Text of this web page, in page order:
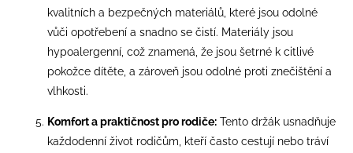
kvalitních a bezpečných materiálů, které jsou odolné
vůči opotřebení a snadno se čistí. Materiály jsou
hypoalergenní, což znamená, že jsou šetrné k citlivé
pokožce dítěte, a zároveň jsou odolné proti znečištění a
vlhkosti.
Komfort a praktičnost pro rodiče: Tento držák usnadňuje
každodenní život rodičům, kteří často cestují nebo tráví